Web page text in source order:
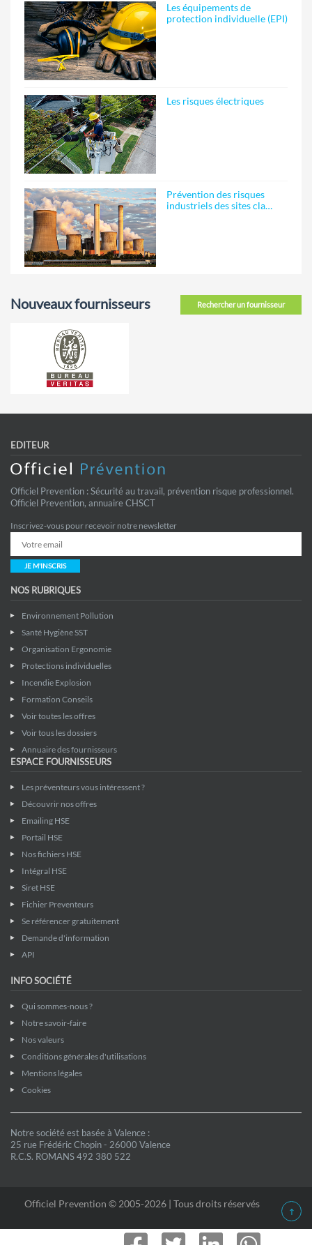
Les équipements de
protection individuelle (EPI)
Les risques électriques
Prévention des risques
industriels des sites cla…
Rechercher un fournisseur
Nouveaux fournisseurs
EDITEUR
Officiel Prevention : Sécurité au travail, prévention risque professionnel.
Officiel Prevention, annuaire CHSCT
Inscrivez-vous pour recevoir notre newsletter
JE M'INSCRIS
NOS RUBRIQUES
Environnement Pollution
Santé Hygiène SST
Organisation Ergonomie
Protections individuelles
Incendie Explosion
Formation Conseils
Voir toutes les offres
Voir tous les dossiers
Annuaire des fournisseurs
ESPACE FOURNISSEURS
Les préventeurs vous intéressent ?
Découvrir nos offres
Emailing HSE
Portail HSE
Nos fichiers HSE
Intégral HSE
Siret HSE
Fichier Preventeurs
Se référencer gratuitement
Demande d'information
API
INFO SOCIÉTÉ
Qui sommes-nous ?
Notre savoir-faire
Nos valeurs
Conditions générales d'utilisations
Mentions légales
Cookies
Notre société est basée à Valence :
25 rue Frédéric Chopin - 26000 Valence
R.C.S. ROMANS 492 380 522
Officiel Prevention © 2005-2026 | Tous droits réservés